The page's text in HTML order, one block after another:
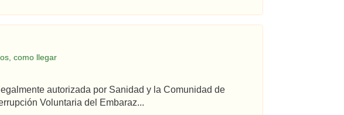
como llegar
autorizada por Sanidad y la Comunidad de
Voluntaria del Embaraz...